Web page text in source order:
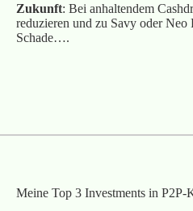
Zukunft: Bei anhaltendem
reduzieren und zu Savy oder Neo
Schade….
Meine Top 3 Investments in P2P-